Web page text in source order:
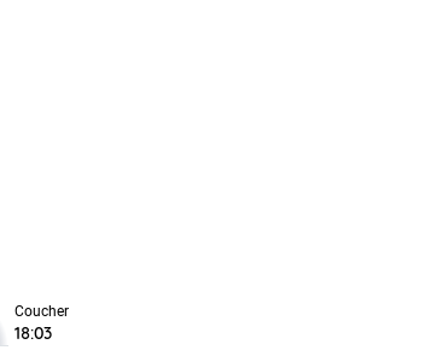
Coucher
18:03